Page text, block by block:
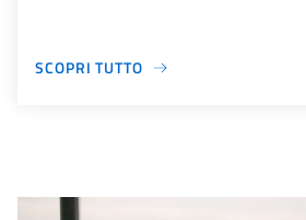
SCOPRI TUTTO